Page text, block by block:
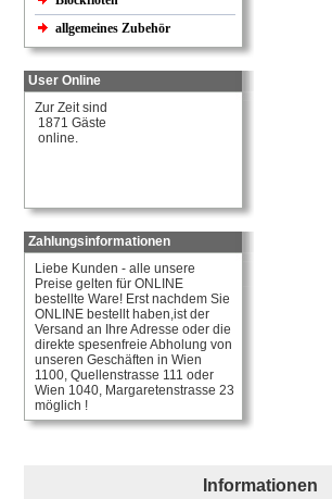
allgemeines Zubehör
User Online
Zur Zeit sind
1871 Gäste
online.
Zahlungsinformationen
Liebe Kunden - alle unsere
Preise gelten für ONLINE
bestellte Ware! Erst nachdem Sie
ONLINE bestellt haben,ist der
Versand an Ihre Adresse oder die
direkte spesenfreie Abholung von
unseren Geschäften in Wien
1100, Quellenstrasse 111 oder
Wien 1040, Margaretenstrasse 23
möglich !
Informationen